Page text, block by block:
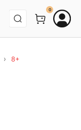
BEJELENTKEZÉS
0
8+